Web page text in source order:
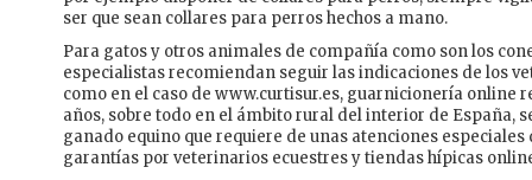
ser que sean collares para perros hechos a mano.
Para gatos y otros animales de compañía como son los
especialistas recomiendan seguir las indicaciones de los
como en el caso de www.curtisur.es, guarnicionería online
años, sobre todo en el ámbito rural del interior de España,
ganado equino que requiere de unas atenciones
garantías por veterinarios ecuestres y tiendas hípicas